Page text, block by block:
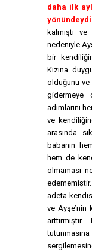
daha ilk
kalmıştı
nedeniyle
bir
Kızına
olduğunu
gidermeye
adımlarını
ve
arasında
babanın
hem de
olmaması
adeta
ve Ayşe’nin